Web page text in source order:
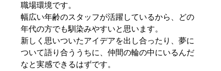
職場環境です。
幅広い年齢のスタッフが活躍しているから、どの
年代の方でも馴染みやすいと思います。
新しく思いついたアイデアを出し合ったり、夢に
ついて語り合ううちに、仲間の輪の中にいるんだ
なと実感できるはずです。